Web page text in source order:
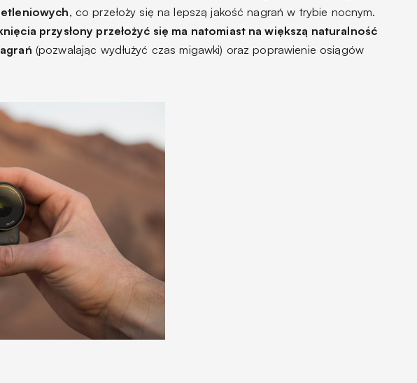
, co przełoży się na lepszą jakość nagrań w trybie nocnym.
przysłony przełożyć się ma natomiast na większą naturalność
(pozwalając wydłużyć czas migawki) oraz poprawienie osiągów